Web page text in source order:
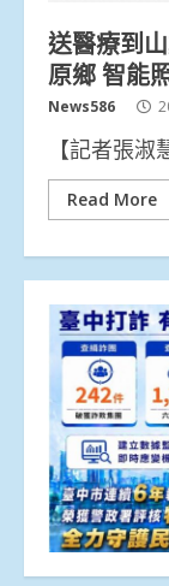
送醫療到
原鄉 智能
News586
【記者張
Read More